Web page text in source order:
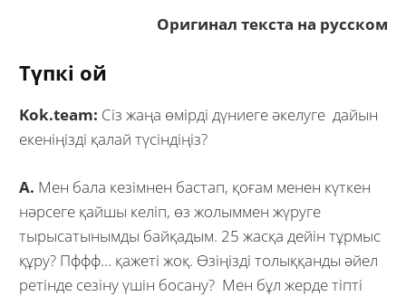
Оригинал текста на русском
Түпкі ой
Kok.team: Сіз жаңа өмірді дүниеге әкелуге дайын
екеніңізді қалай түсіндіңіз?
А. Мен бала кезімнен бастап, қоғам менен күткен
нәрсеге қайшы келіп, өз жолыммен жүруге
тырысатынымды байқадым. 25 жасқа дейін тұрмыс
құру? Пффф… қажеті жоқ. Өзіңізді толыққанды әйел
ретінде сезіну үшін босану? Мен бұл жерде тіпті